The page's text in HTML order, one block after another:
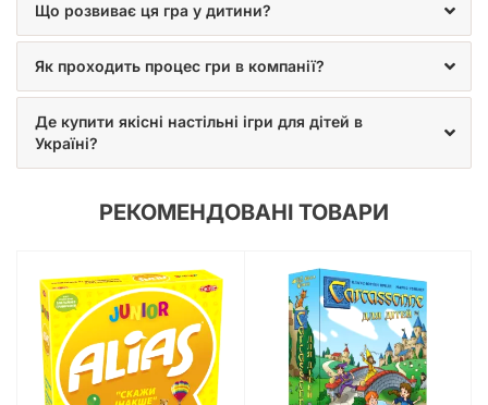
Що розвиває ця гра у дитини?
Як проходить процес гри в компанії?
Де купити якісні настільні ігри для дітей в
Україні?
РЕКОМЕНДОВАНІ ТОВАРИ